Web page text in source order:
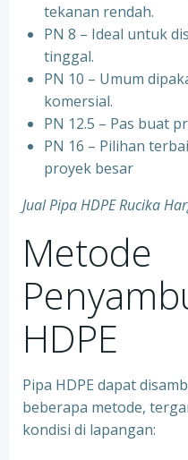
tekanan rendah.
PN 8 – Ideal untuk
tinggal.
PN 10 – Umum
komersial.
PN 12.5 – Pas buat
PN 16 – Pilihan
proyek besar
Jual Pipa HDPE Rucika
Metode
HDPE
Pipa HDPE dapat
beberapa metode,
kondisi di lapangan: